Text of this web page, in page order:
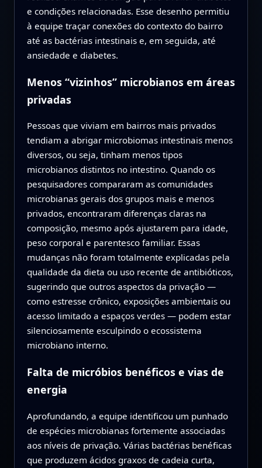
e condições relacionadas. Esse desenho permitiu
à equipe traçar conexões do contexto do bairro
até as bactérias intestinais e, em seguida, até
ansiedade e diabetes.
Menos “vizinhos” microbianos em áreas
privadas
Pessoas que viviam em bairros mais privados
tendiam a abrigar microbiomas intestinais menos
diversos, ou seja, tinham menos tipos
microbianos distintos no intestino. Quando os
pesquisadores compararam as comunidades
microbianas gerais dos grupos mais e menos
privados, encontraram diferenças claras na
composição, mesmo após ajustarem para idade,
peso corporal e parentesco familiar. Essas
mudanças não foram totalmente explicadas pela
qualidade da dieta ou uso recente de antibióticos,
sugerindo que outros aspectos da privação —
como estresse crônico, exposições ambientais ou
acesso limitado a espaços verdes — podem estar
silenciosamente esculpindo o ecossistema
microbiano interno.
Falta de micróbios benéficos e vias de
energia
Aprofundando, a equipe identificou um punhado
de espécies microbianas fortemente associadas
aos níveis de privação. Várias bactérias benéficas
que produzem ácidos graxos de cadeia curta,